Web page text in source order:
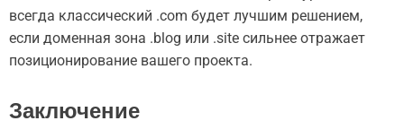
всегда классический .com будет лучшим решением,
если доменная зона .blog или .site сильнее отражает
позиционирование вашего проекта.
Заключение